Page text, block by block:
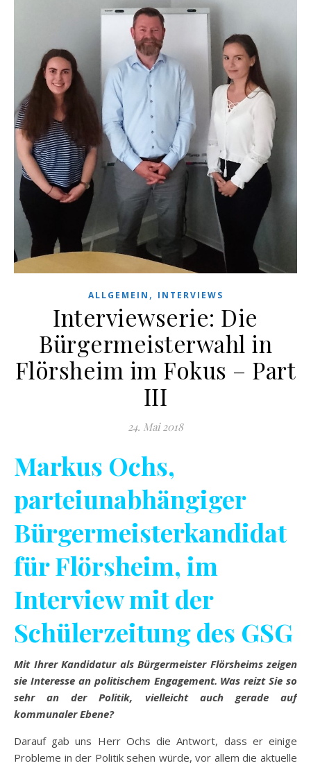
ALLGEMEIN , INTERVIEWS
Interviewserie: Die
Bürgermeisterwahl in
Flörsheim im Fokus – Part
III
24. Mai 2018
Markus Ochs,
parteiunabhängiger
Bürgermeisterkandidat
für Flörsheim, im
Interview mit der
Schülerzeitung des GSG
Mit Ihrer Kandidatur als Bürgermeister Flörsheims zeigen
sie Interesse an politischem Engagement. Was reizt Sie so
sehr an der Politik, vielleicht auch gerade auf
kommunaler Ebene?
Darauf gab uns Herr Ochs die Antwort, dass er einige
Probleme in der Politik sehen würde, vor allem die aktuelle